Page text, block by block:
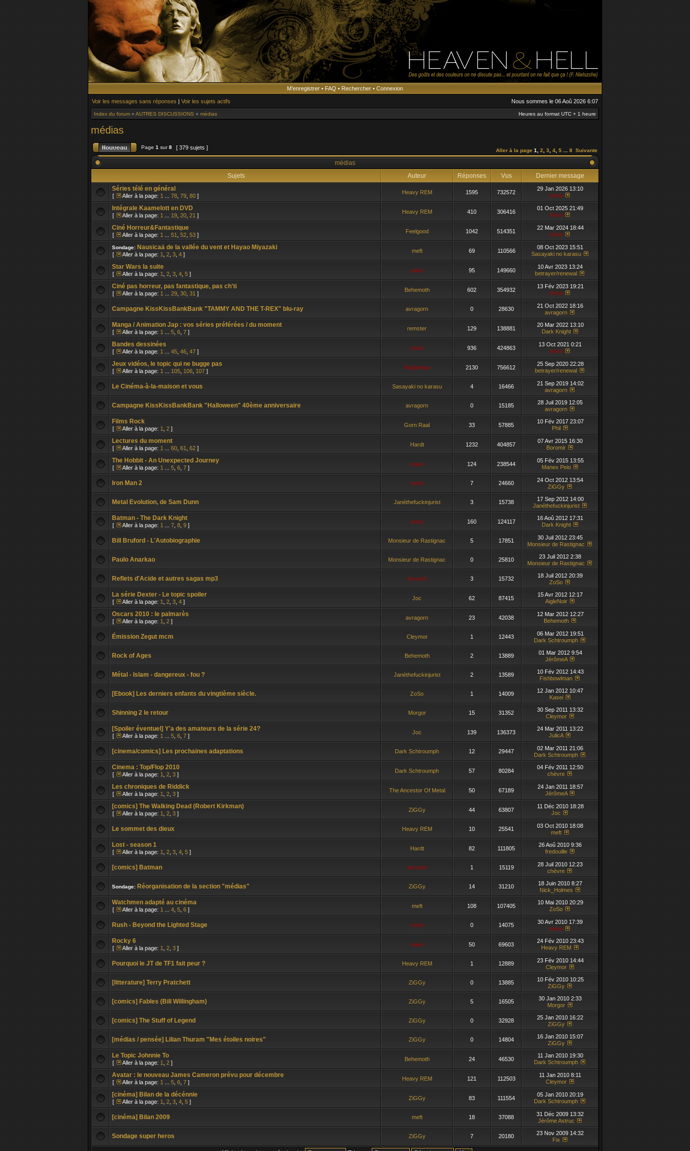
M’enregistrer • FAQ • Rechercher • Connexion
Voir les messages sans réponses | Voir les sujets actifs Nous sommes le 06 Aoû 2026 6:07
Index du forum » AUTRES DISCUSSIONS » médias Heures au format UTC + 1 heure
médias
Page 1 sur8 [ 379 sujets ] Aller à la page 1 2 3 4 5 8 Suivante
médias
Sujets
Auteur Réponses Vus
Dernier message
Séries télé en général
[ Aller à la page: 1 78 79 80 ]
Heavy REM 1595 732572
29 Jan 2026 13:10
noise
Intégrale Kaamelott en DVD
[ Aller à la page: 1 19 20 21 ]
Heavy REM 410 306416
01 Oct 2025 21:49
noise
Ciné Horreur&Fantastique
[ Aller à la page: 1 51 52 53 ]
Feelgood 1042 514351
22 Mar 2024 18:44
noise
Sondage: Nausicaä de la vallée du vent et Hayao Miyazaki
[ Aller à la page: 1 2 3 4 ]
meft 69 110566
08 Oct 2023 15:51
Sasayaki no karasu
Star Wars la suite
[ Aller à la page: 1 2 3 4 5 ]
noise 95 149660
10 Avr 2023 13:24
betrayer/renewal
Ciné pas horreur, pas fantastique, pas ch'ti
[ Aller à la page: 1 29 30 31 ]
Behemoth 602 354932
13 Fév 2023 19:21
noise
Campagne KissKissBankBank "TAMMY AND THE T-REX" blu-ray avragorn 0 28630
21 Oct 2022 18:16
avragorn
Manga / Animation Jap : vos séries préférées / du moment
[ Aller à la page: 1 5 6 7 ]
remster 129 138881
20 Mar 2022 13:10
Dark Knight
Bandes dessinées
[ Aller à la page: 1 45 46 47 ]
noise 936 424863
13 Oct 2021 0:21
noise
Jeux vidéos, le topic qui ne bugge pas
[ Aller à la page: 1 105 106 107 ]
Rabbitman 2130 756612
25 Sep 2020 22:28
betrayer/renewal
Le Cinéma-à-la-maison et vous Sasayaki no karasu 4 16466
21 Sep 2019 14:02
avragorn
Campagne KissKissBankBank "Halloween" 40ème anniversaire avragorn 0 15185
28 Juil 2019 12:05
avragorn
Films Rock
[ Aller à la page: 1 2 ]
Gorn Raal 33 57885
10 Fév 2017 23:07
Phil
Lectures du moment
[ Aller à la page: 1 60 61 62 ]
Hardt 1232 404857
07 Avr 2015 16:30
Boromir
The Hobbit - An Unexpected Journey
[ Aller à la page: 1 5 6 7 ]
noise 124 238544
05 Fév 2015 13:55
Manex Peio
Iron Man 2 noise 7 24660
24 Oct 2012 13:54
ZiGGy
Metal Evolution, de Sam Dunn Janéthefuckinjurist 3 15738
17 Sep 2012 14:00
Janéthefuckinjurist
Batman - The Dark Knight
[ Aller à la page: 1 7 8 9 ]
noise 160 124117
16 Aoû 2012 17:31
Dark Knight
Bill Bruford - L'Autobiographie Monsieur de Rastignac 5 17851
30 Juil 2012 23:45
Monsieur de Rastignac
Paulo Anarkao Monsieur de Rastignac 0 25810
23 Juil 2012 2:38
Monsieur de Rastignac
Reflets d'Acide et autres sagas mp3 Aeronth 3 15732
18 Juil 2012 20:39
ZoSo
La série Dexter - Le topic spoiler
[ Aller à la page: 1 2 3 4 ]
Joc 62 87415
15 Avr 2012 12:17
AigleNoir
Oscars 2010 : le palmarès
[ Aller à la page: 1 2 ]
avragorn 23 42038
12 Mar 2012 12:27
Behemoth
Émission Zegut mcm Cleymor 1 12443
06 Mar 2012 19:51
Dark Schtroumph
Rock of Ages Behemoth 2 13889
01 Mar 2012 9:54
JérômeA
Métal - Islam - dangereux - fou ? Janéthefuckinjurist 2 13589
10 Fév 2012 14:43
Fishbowlman
[Ebook] Les derniers enfants du vingtième siècle. ZoSo 1 14009
12 Jan 2012 10:47
Kasei
Shinning 2 le retour Morgor 15 31352
30 Sep 2011 13:32
Cleymor
[Spoiler éventuel] Y'a des amateurs de la série 24?
[ Aller à la page: 1 5 6 7 ]
Joc 139 136373
24 Mar 2011 13:22
JulicA
[cinema/comics] Les prochaines adaptations Dark Schtroumph 12 29447
02 Mar 2011 21:06
Dark Schtroumph
Cinema : Top/Flop 2010
[ Aller à la page: 1 2 3 ]
Dark Schtroumph 57 80284
04 Fév 2011 12:50
chèvre
Les chroniques de Riddick
[ Aller à la page: 1 2 3 ]
The Ancestor Of Metal 50 67189
24 Jan 2011 18:57
JérômeA
[comics] The Walking Dead (Robert Kirkman)
[ Aller à la page: 1 2 3 ]
ZiGGy 44 63807
11 Déc 2010 18:28
Joc
Le sommet des dieux Heavy REM 10 25541
03 Oct 2010 18:08
meft
Lost - season 1
[ Aller à la page: 1 2 3 4 5 ]
Hardt 82 111805
26 Aoû 2010 9:36
fredouille
[comics] Batman Aeronth 1 15119
28 Juil 2010 12:23
chèvre
Sondage: Réorganisation de la section "médias" ZiGGy 14 31210
18 Juin 2010 8:27
Nick_Holmes
Watchmen adapté au cinéma
[ Aller à la page: 1 4 5 6 ]
meft 108 107405
10 Mai 2010 20:29
ZoSo
Rush - Beyond the Lighted Stage noise 0 14075
30 Avr 2010 17:39
noise
Rocky 6
[ Aller à la page: 1 2 3 ]
noise 50 69603
24 Fév 2010 23:43
Heavy REM
Pourquoi le JT de TF1 fait peur ? Heavy REM 1 12889
23 Fév 2010 14:44
Cleymor
[litterature] Terry Pratchett ZiGGy 0 13885
10 Fév 2010 10:25
ZiGGy
[comics] Fables (Bill Willingham) ZiGGy 5 16505
30 Jan 2010 2:33
Morgor
[comics] The Stuff of Legend ZiGGy 0 32928
25 Jan 2010 16:22
ZiGGy
[médias / pensée] Lilian Thuram "Mes étoiles noires" ZiGGy 0 14804
16 Jan 2010 15:07
ZiGGy
Le Topic Johnnie To
[ Aller à la page: 1 2 ]
Behemoth 24 46530
11 Jan 2010 19:30
Dark Schtroumph
Avatar : le nouveau James Cameron prévu pour décembre
[ Aller à la page: 1 5 6 7 ]
Heavy REM 121 112503
11 Jan 2010 8:11
Cleymor
[cinéma] Bilan de la décénnie
[ Aller à la page: 1 2 3 4 5 ]
ZiGGy 83 111554
05 Jan 2010 20:19
Dark Schtroumph
[cinéma] Bilan 2009 meft 18 37088
31 Déc 2009 13:32
Jérôme Astruc
Sondage super heros ZiGGy 7 20180
23 Nov 2009 14:32
Fix